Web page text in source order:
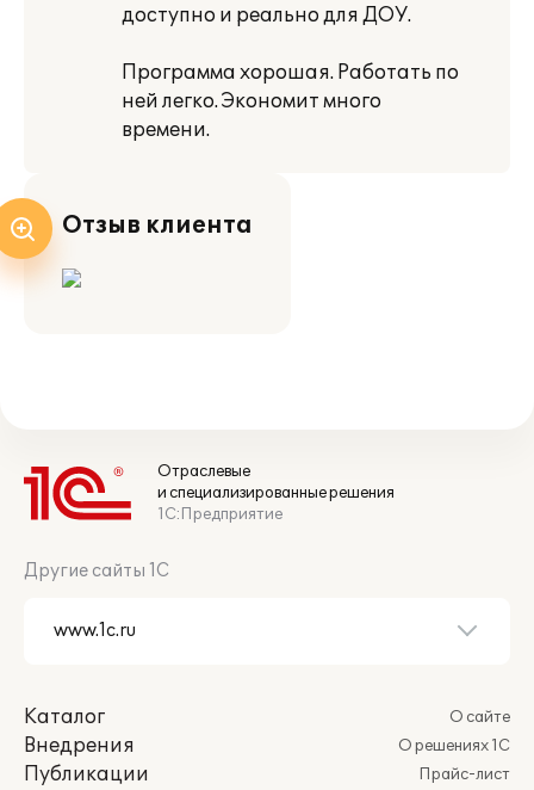
доступно и реально для ДОУ.
Программа хорошая. Работать по
ней легко. Экономит много
времени.
Отзыв клиента
Отраслевые
и специализированные решения
1С:Предприятие
Другие сайты 1С
Каталог
Внедрения
Публикации
О сайте
О решениях 1С
Прайс-лист